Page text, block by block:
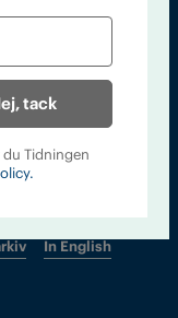
33 Stockholm
Janson Lundkvist,
In English
tack
Tidningen